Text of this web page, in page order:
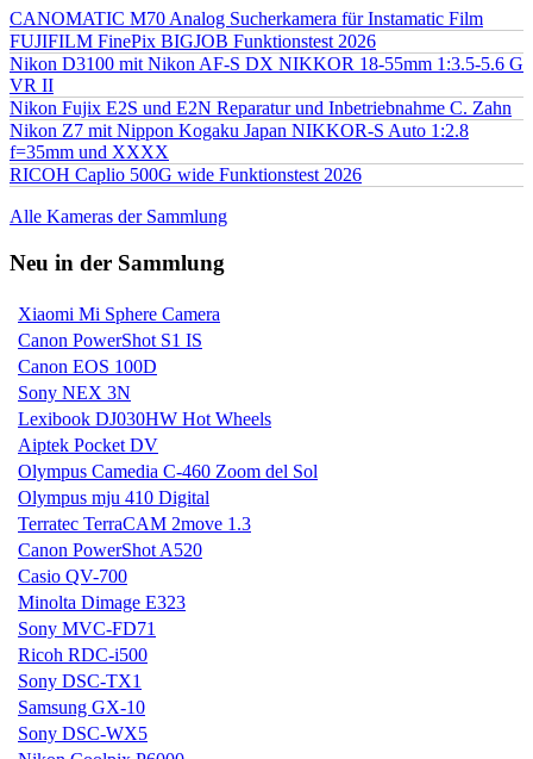
CANOMATIC M70 Analog Sucherkamera für Instamatic Film
FUJIFILM FinePix BIGJOB Funktionstest 2026
Nikon D3100 mit Nikon AF-S DX NIKKOR 18-55mm 1:3.5-5.6 G
VR II
Nikon Fujix E2S und E2N Reparatur und Inbetriebnahme C. Zahn
Nikon Z7 mit Nippon Kogaku Japan NIKKOR-S Auto 1:2.8
f=35mm und XXXX
RICOH Caplio 500G wide Funktionstest 2026
Alle Kameras der Sammlung
Neu in der Sammlung
Xiaomi Mi Sphere Camera
Canon PowerShot S1 IS
Canon EOS 100D
Sony NEX 3N
Lexibook DJ030HW Hot Wheels
Aiptek Pocket DV
Olympus Camedia C-460 Zoom del Sol
Olympus mju 410 Digital
Terratec TerraCAM 2move 1.3
Canon PowerShot A520
Casio QV-700
Minolta Dimage E323
Sony MVC-FD71
Ricoh RDC-i500
Sony DSC-TX1
Samsung GX-10
Sony DSC-WX5